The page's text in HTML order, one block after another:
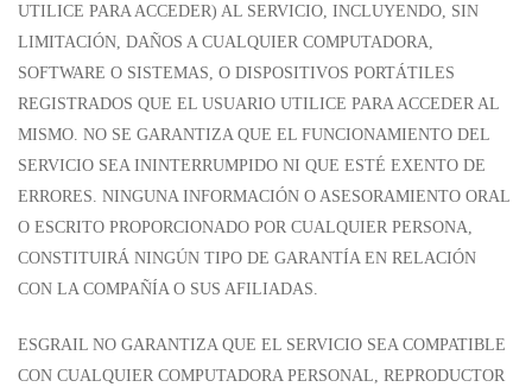
UTILICE PARA ACCEDER) AL SERVICIO, INCLUYENDO, SIN
LIMITACIÓN, DAÑOS A CUALQUIER COMPUTADORA,
SOFTWARE O SISTEMAS, O DISPOSITIVOS PORTÁTILES
REGISTRADOS QUE EL USUARIO UTILICE PARA ACCEDER AL
MISMO. NO SE GARANTIZA QUE EL FUNCIONAMIENTO DEL
SERVICIO SEA ININTERRUMPIDO NI QUE ESTÉ EXENTO DE
ERRORES. NINGUNA INFORMACIÓN O ASESORAMIENTO ORAL
O ESCRITO PROPORCIONADO POR CUALQUIER PERSONA,
CONSTITUIRÁ NINGÚN TIPO DE GARANTÍA EN RELACIÓN
CON LA COMPAÑÍA O SUS AFILIADAS.
ESGRAIL NO GARANTIZA QUE EL SERVICIO SEA COMPATIBLE
CON CUALQUIER COMPUTADORA PERSONAL, REPRODUCTOR